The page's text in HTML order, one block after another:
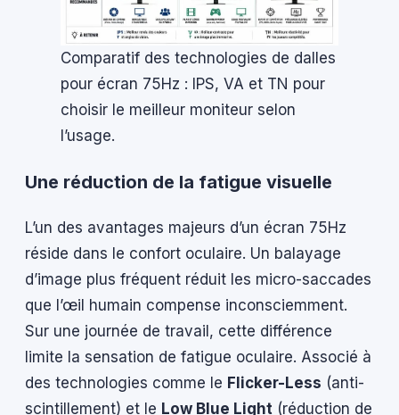
Comparatif des technologies de dalles
pour écran 75Hz : IPS, VA et TN pour
choisir le meilleur moniteur selon
l’usage.
Une réduction de la fatigue visuelle
L’un des avantages majeurs d’un écran 75Hz
réside dans le confort oculaire. Un balayage
d’image plus fréquent réduit les micro-saccades
que l’œil humain compense inconsciemment.
Sur une journée de travail, cette différence
limite la sensation de fatigue oculaire. Associé à
des technologies comme le Flicker-Less (anti-
scintillement) et le Low Blue Light (réduction de